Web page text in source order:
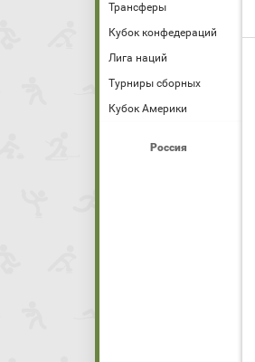
Трансферы
Кубок конфедераций
Лига наций
Турниры сборных
Кубок Америки
Россия